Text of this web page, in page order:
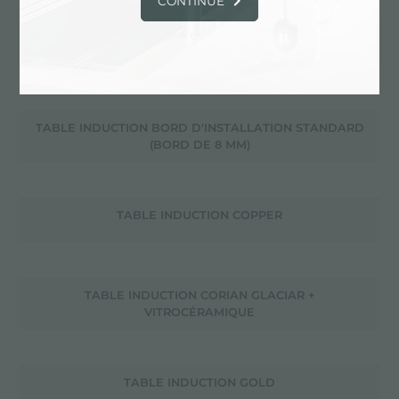
TABLE INDUCTION BORD D'INSTALLATION STANDARD
(BORD DE 8 MM)
TABLE INDUCTION COPPER
TABLE INDUCTION CORIAN GLACIAR +
VITROCÉRAMIQUE
TABLE INDUCTION GOLD